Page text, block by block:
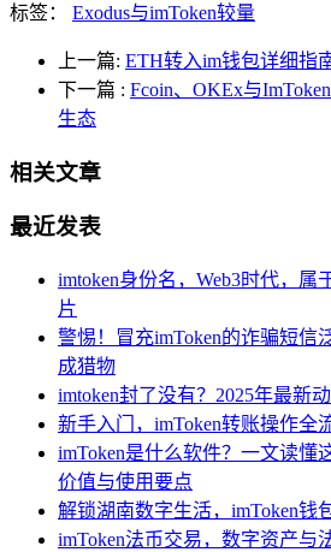
标签： Exodus与imToken较量
上一篇: ETH转入im钱包详细指
下一篇 : Fcoin、OKEx与
生态
相关文章
最近发表
imtoken身份名，Web3时代，属
片
警惕！冒充imToken的诈骗短信
成猎物
imtoken封了没有？2025年最新
新手入门，imToken转账操作全
imToken是什么软件？一文读懂
价值与使用要点
解锁湖南数字生活，imToken钱
imToken法币交易，数字资产与